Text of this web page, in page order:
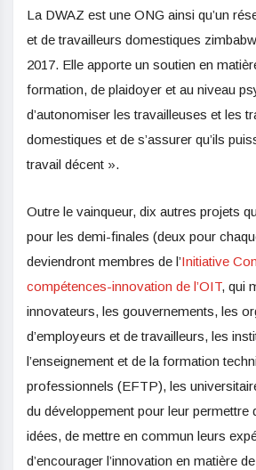
La DWAZ est une ONG ainsi qu’un
et de travailleurs domestiques
2017. Elle apporte un soutien en
formation, de plaidoyer et au niveau
d’autonomiser les travailleuses et les
domestiques et de s’assurer qu’ils
travail décent ».
Outre le vainqueur, dix autres projets
pour les demi-finales (deux pour
deviendront membres de l’Initiative
compétences-innovation de l’OIT, qui
innovateurs, les gouvernements, les
d’employeurs et de travailleurs, les
l’enseignement et de la formation
professionnels (EFTP), les
du développement pour leur permettre
idées, de mettre en commun leurs
d’encourager l’innovation en matière